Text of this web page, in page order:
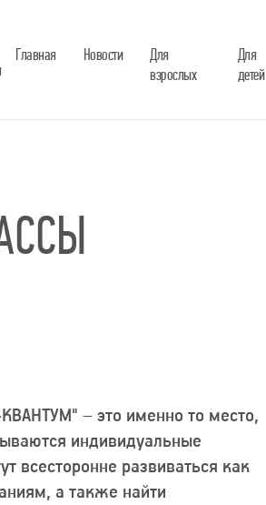
Главная Новости
Для
взрослых
Для
детей
– это именно то место,
индивидуальные
всесторонне развиваться как
а также найти